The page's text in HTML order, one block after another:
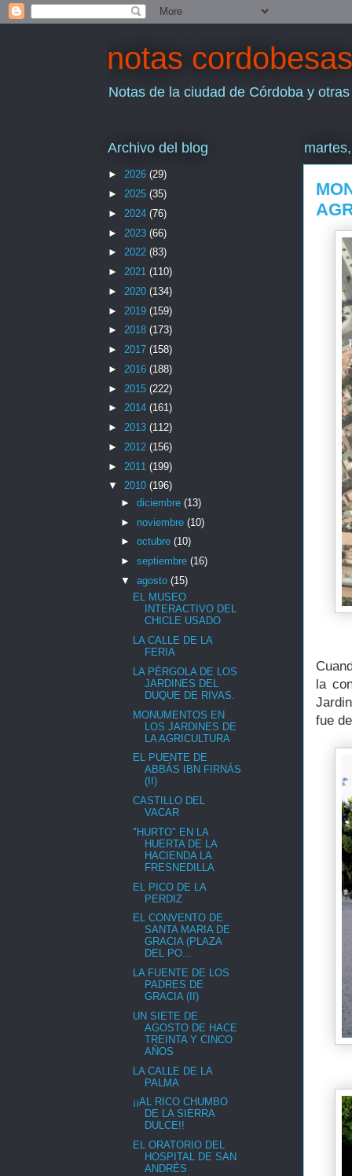
notas cordobesas
Notas de la ciudad de Córdoba y
la
fue
Archivo del blog
► 2026 (29)
► 2025 (35)
► 2024 (76)
► 2023 (66)
► 2022 (83)
► 2021 (110)
► 2020 (134)
► 2019 (159)
► 2018 (173)
► 2017 (158)
► 2016 (188)
► 2015 (222)
► 2014 (161)
► 2013 (112)
► 2012 (156)
► 2011 (199)
▼ 2010 (196)
► diciembre (13)
► noviembre (10)
► octubre (10)
► septiembre (16)
▼ agosto (15)
EL MUSEO
INTERACTIVO DEL
CHICLE USADO
LA CALLE DE LA
FERIA
LA PÉRGOLA DE LOS
JARDINES DEL
DUQUE DE RIVAS.
MONUMENTOS EN
LOS JARDINES DE
LA AGRICULTURA
EL PUENTE DE
ABBÁS IBN FIRNÁS
(II)
CASTILLO DEL
VACAR
"HURTO" EN LA
HUERTA DE LA
HACIENDA LA
FRESNEDILLA
EL PICO DE LA
PERDIZ
EL CONVENTO DE
SANTA MARIA DE
GRACIA (PLAZA
DEL PO...
LA FUENTE DE LOS
PADRES DE
GRACIA (II)
UN SIETE DE
AGOSTO DE HACE
TREINTA Y CINCO
AÑOS
LA CALLE DE LA
PALMA
¡¡AL RICO CHUMBO
DE LA SIERRA
DULCE!!
EL ORATORIO DEL
HOSPITAL DE SAN
ANDRÉS